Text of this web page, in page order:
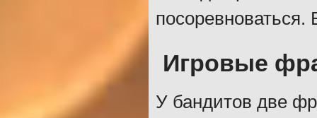
посоревноваться.
Игровые
У бандитов две